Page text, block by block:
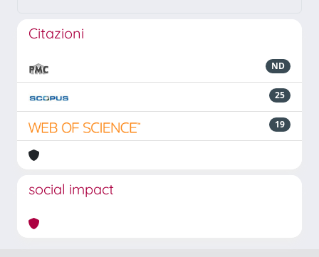
Citazioni
ND
25
19
social impact